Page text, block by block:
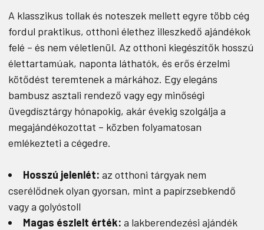
A klasszikus tollak és noteszek mellett egyre több cég
fordul praktikus, otthoni élethez illeszkedő ajándékok
felé – és nem véletlenül. Az otthoni kiegészítők hosszú
élettartamúak, naponta láthatók, és erős érzelmi
kötődést teremtenek a márkához. Egy elegáns
bambusz asztali rendező vagy egy minőségi
üvegdísztárgy hónapokig, akár évekig szolgálja a
megajándékozottat – közben folyamatosan
emlékezteti a cégedre.
Hosszú jelenlét: az otthoni tárgyak nem
cserélődnek olyan gyorsan, mint a papírzsebkendő
vagy a golyóstoll
Magas észlelt érték: a lakberendezési ajándék